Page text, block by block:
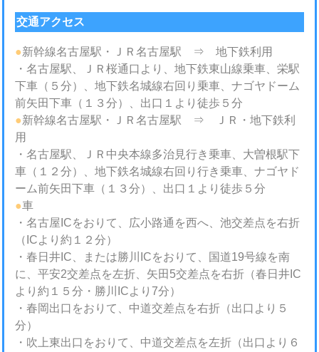
交通アクセス
●新幹線名古屋駅・ＪＲ名古屋駅 ⇒ 地下鉄利用
・名古屋駅、ＪＲ桜通口より、地下鉄東山線乗車、栄駅
下車（５分）、地下鉄名城線右回り乗車、ナゴヤドーム
前矢田下車（１３分）、出口１より徒歩５分
●新幹線名古屋駅・ＪＲ名古屋駅 ⇒ ＪＲ・地下鉄利
用
・名古屋駅、ＪＲ中央本線多治見行き乗車、大曽根駅下
車（１２分）、地下鉄名城線右回り行き乗車、ナゴヤド
ーム前矢田下車（１３分）、出口１より徒歩５分
●車
・名古屋ICをおりて、広小路通を西へ、池交差点を右折
（ICより約１２分）
・春日井IC、または勝川ICをおりて、国道19号線を南
に、平安2交差点を左折、矢田5交差点を右折（春日井IC
より約１５分・勝川ICより7分）
・春岡出口をおりて、中道交差点を右折（出口より５
分）
・吹上東出口をおりて、中道交差点を左折（出口より６